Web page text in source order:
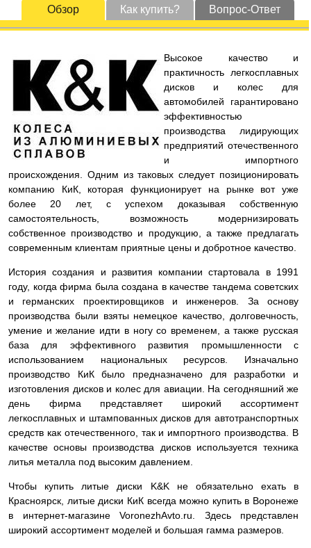
Обзор Как купить? Вопрос-Ответ
Высокое качество и
практичность легкосплавных
дисков и колес для
автомобилей гарантировано
эффективностью
производства лидирующих
предприятий отечественного
и импортного
происхождения. Одним из таковых следует позиционировать
компанию КиК, которая функционирует на рынке вот уже
более 20 лет, с успехом доказывая собственную
самостоятельность, возможность модернизировать
собственное производство и продукцию, а также предлагать
современным клиентам приятные цены и добротное качество.
История создания и развития компании стартовала в 1991
году, когда фирма была создана в качестве тандема советских
и германских проектировщиков и инженеров. За основу
производства были взяты немецкое качество, долговечность,
умение и желание идти в ногу со временем, а также русская
база для эффективного развития промышленности с
использованием национальных ресурсов. Изначально
производство КиК было предназначено для разработки и
изготовления дисков и колес для авиации. На сегодняшний же
день фирма представляет широкий ассортимент
легкосплавных и штампованных дисков для автотранспортных
средств как отечественного, так и импортного производства. В
качестве основы производства дисков используется техника
литья металла под высоким давлением.
Чтобы купить литые диски K&K не обязательно ехать в
Красноярск, литые диски КиК всегда можно купить в Воронеже
в интернет-магазине VoronezhAvto.ru. Здесь представлен
широкий ассортимент моделей и большая гамма размеров.